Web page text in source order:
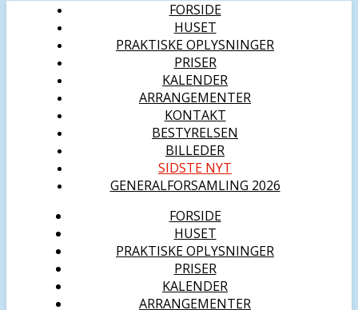
FORSIDE
HUSET
PRAKTISKE OPLYSNINGER
PRISER
KALENDER
ARRANGEMENTER
KONTAKT
BESTYRELSEN
BILLEDER
SIDSTE NYT
GENERALFORSAMLING 2026
FORSIDE
HUSET
PRAKTISKE OPLYSNINGER
PRISER
KALENDER
ARRANGEMENTER